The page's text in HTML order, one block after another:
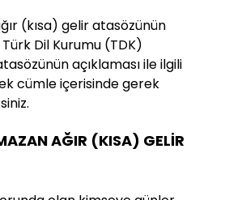
(kısa) gelir atasözünün
Türk Dil Kurumu (TDK)
açıklaması ile ilgili
cümle içerisinde gerek
AĞIR (KISA) GELİR